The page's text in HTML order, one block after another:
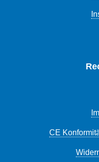
CE